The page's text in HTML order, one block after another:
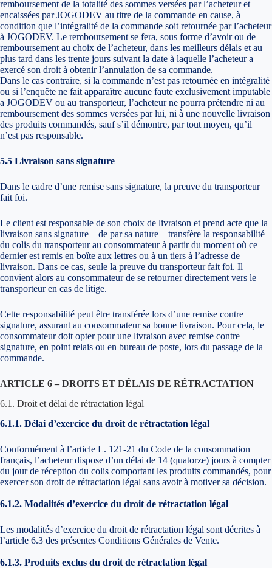
remboursement de la totalité des sommes versées par l’acheteur et
encaissées par JOGODEV au titre de la commande en cause, à
condition que l’intégralité de la commande soit retournée par l’acheteur
à JOGODEV. Le remboursement se fera, sous forme d’avoir ou de
remboursement au choix de l’acheteur, dans les meilleurs délais et au
plus tard dans les trente jours suivant la date à laquelle l’acheteur a
exercé son droit à obtenir l’annulation de sa commande.
Dans le cas contraire, si la commande n’est pas retournée en intégralité
ou si l’enquête ne fait apparaître aucune faute exclusivement imputable
a JOGODEV ou au transporteur, l’acheteur ne pourra prétendre ni au
remboursement des sommes versées par lui, ni à une nouvelle livraison
des produits commandés, sauf s’il démontre, par tout moyen, qu’il
n’est pas responsable.
5.5 Livraison sans signature
Dans le cadre d’une remise sans signature, la preuve du transporteur
fait foi.
Le client est responsable de son choix de livraison et prend acte que la
livraison sans signature – de par sa nature – transfère la responsabilité
du colis du transporteur au consommateur à partir du moment où ce
dernier est remis en boîte aux lettres ou à un tiers à l’adresse de
livraison. Dans ce cas, seule la preuve du transporteur fait foi. Il
convient alors au consommateur de se retourner directement vers le
transporteur en cas de litige.
Cette responsabilité peut être transférée lors d’une remise contre
signature, assurant au consommateur sa bonne livraison. Pour cela, le
consommateur doit opter pour une livraison avec remise contre
signature, en point relais ou en bureau de poste, lors du passage de la
commande.
ARTICLE 6 – DROITS ET DÉLAIS DE RÉTRACTATION
6.1. Droit et délai de rétractation légal
6.1.1. Délai d’exercice du droit de rétractation légal
Conformément à l’article L. 121-21 du Code de la consommation
français, l’acheteur dispose d’un délai de 14 (quatorze) jours à compter
du jour de réception du colis comportant les produits commandés, pour
exercer son droit de rétractation légal sans avoir à motiver sa décision.
6.1.2. Modalités d’exercice du droit de rétractation légal
Les modalités d’exercice du droit de rétractation légal sont décrites à
l’article 6.3 des présentes Conditions Générales de Vente.
6.1.3. Produits exclus du droit de rétractation légal